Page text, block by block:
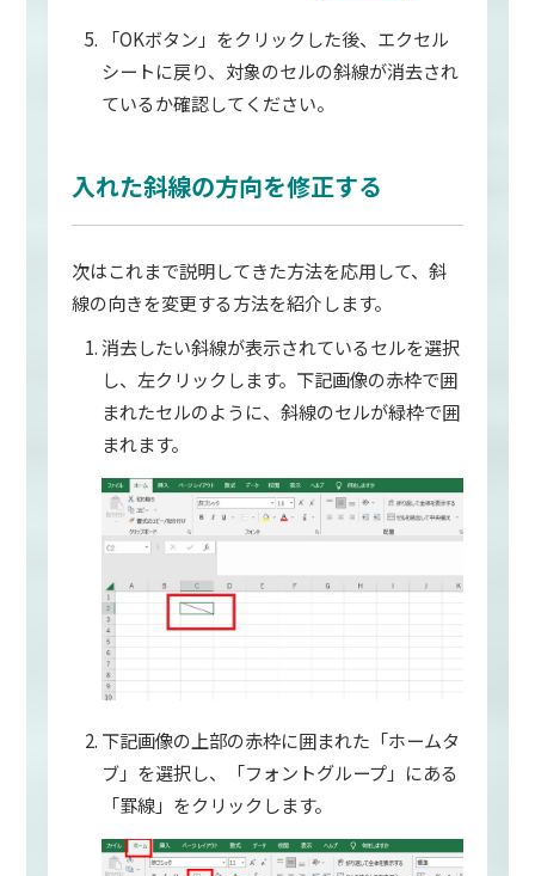
「OKボタン」をクリックした後、エクセル
シートに戻り、対象のセルの斜線が消去され
ているか確認してください。
入れた斜線の方向を修正する
次はこれまで説明してきた方法を応用して、斜
線の向きを変更する方法を紹介します。
消去したい斜線が表示されているセルを選択
し、左クリックします。下記画像の赤枠で囲
まれたセルのように、斜線のセルが緑枠で囲
まれます。
下記画像の上部の赤枠に囲まれた「ホームタ
ブ」を選択し、「フォントグループ」にある
「罫線」をクリックします。